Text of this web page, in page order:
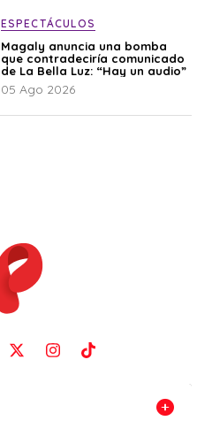
ESPECTÁCULOS
Magaly anuncia una bomba
que contradeciría comunicado
de La Bella Luz: “Hay un audio”
05 Ago 2026